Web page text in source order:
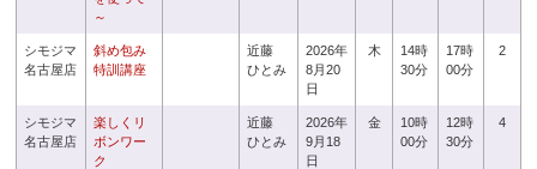
～
シモジマ
名古屋店
斜め包み
特訓講座
近藤
ひとみ
2026年
8月20
日
木
14時
30分
17時
00分
2
シモジマ
名古屋店
楽しくリ
ボンワー
ク
近藤
ひとみ
2026年
9月18
日
金
10時
00分
12時
30分
4